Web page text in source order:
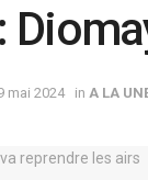
mai 2024 in A LA